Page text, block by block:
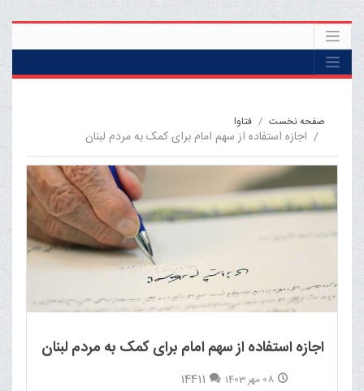
صفحه نخست فتاوا
اجازه استفاده از سهم امام برای کمک به مردم لبنان
اجازه استفاده از سهم امام برای کمک به مردم لبنان
08 مهر 1403 14411